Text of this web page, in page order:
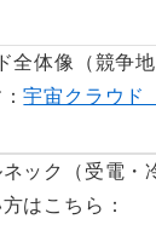
全体像（競争
：宇宙クラウド
ック（受電・
はこちら：